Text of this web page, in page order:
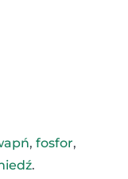
, fosfor,
.